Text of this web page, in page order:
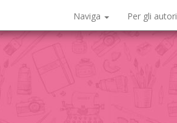
Naviga Per gli autori